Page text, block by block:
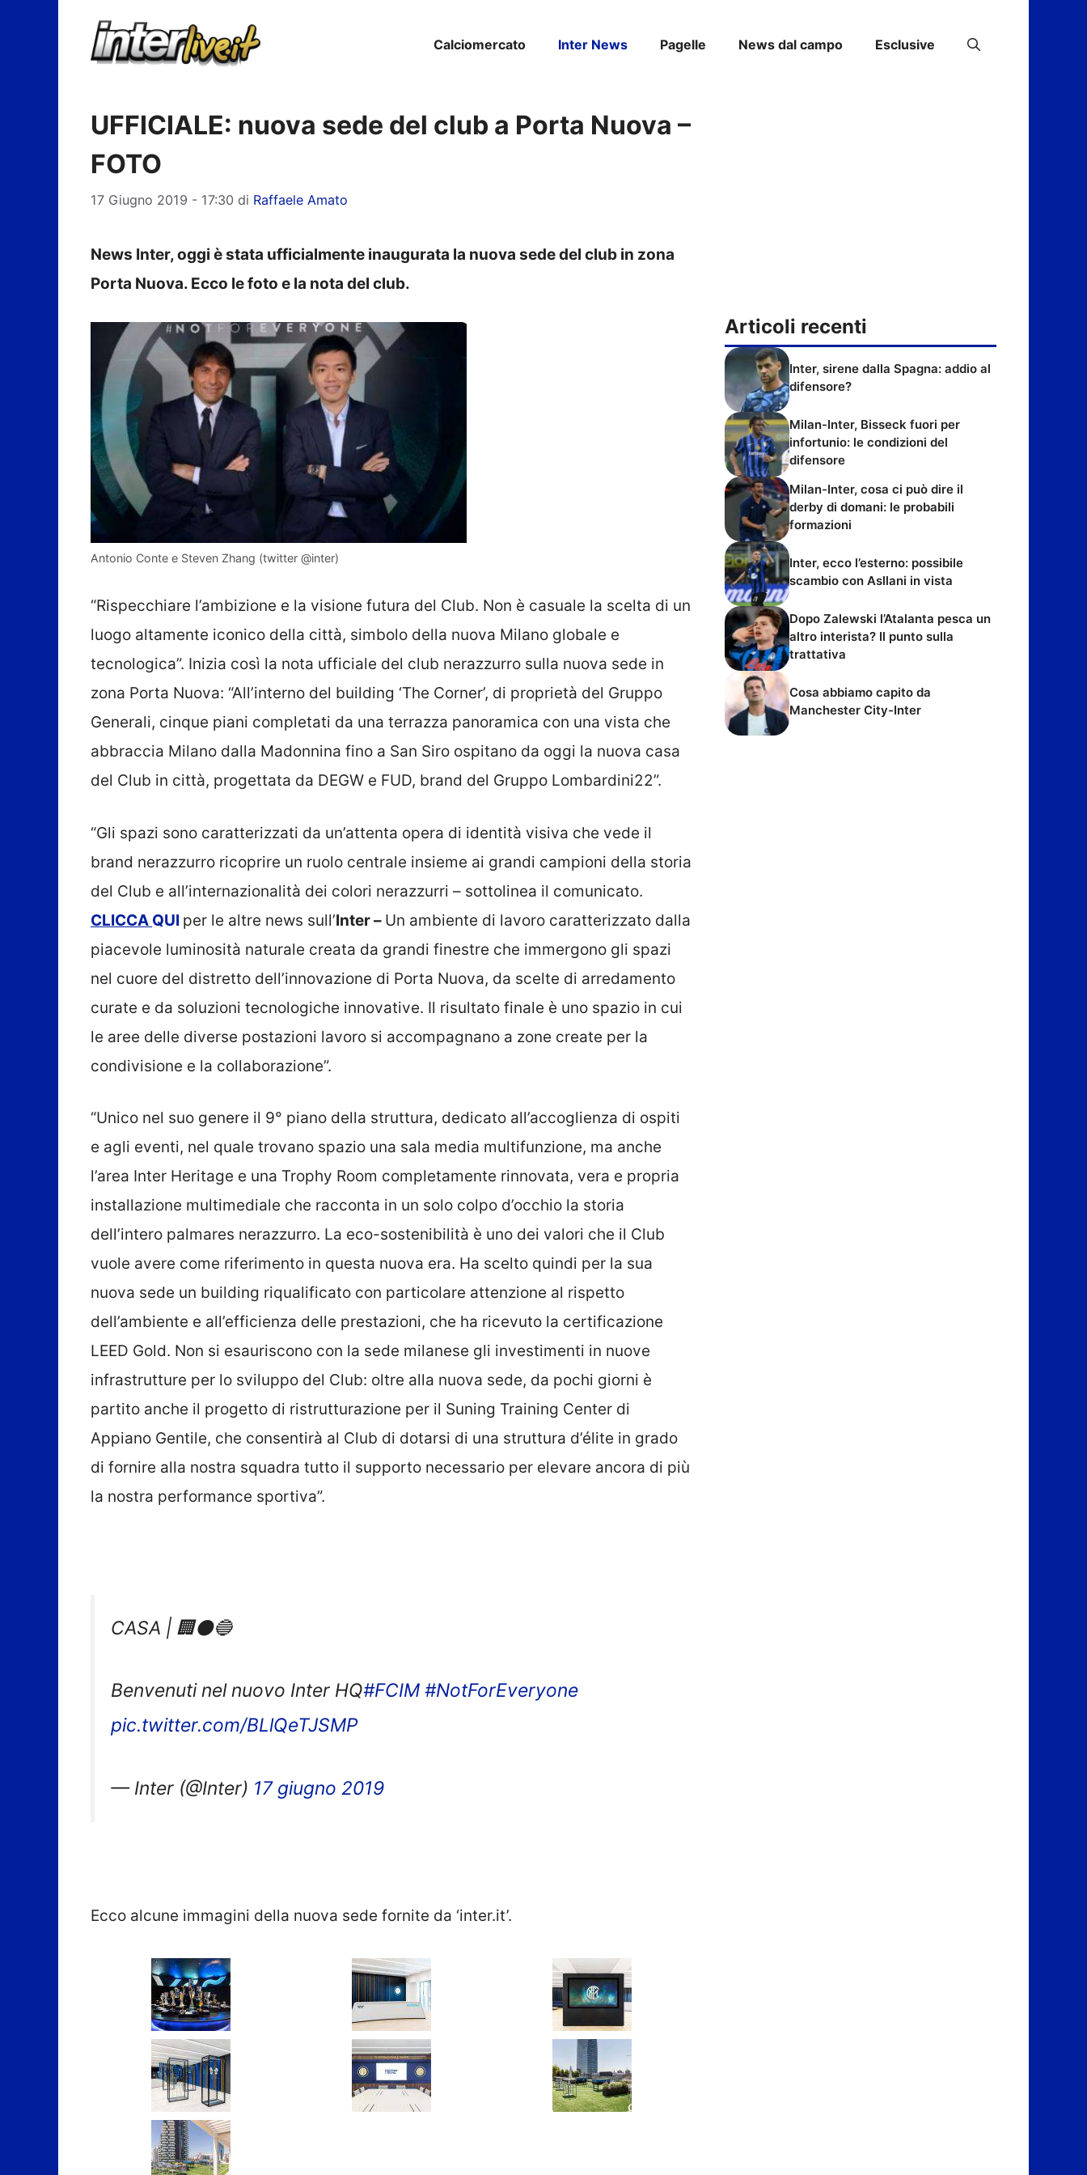
Calciomercato Inter News Pagelle News dal campo Esclusive
UFFICIALE: nuova sede del club a Porta Nuova –
FOTO
17 Giugno 2019 - 17:30 di Raffaele Amato
News Inter, oggi è stata ufficialmente inaugurata la nuova sede del club in zona
Porta Nuova. Ecco le foto e la nota del club.
Antonio Conte e Steven Zhang (twitter @inter)
“Rispecchiare l’ambizione e la visione futura del Club. Non è casuale la scelta di un
luogo altamente iconico della città, simbolo della nuova Milano globale e
tecnologica”. Inizia così la nota ufficiale del club nerazzurro sulla nuova sede in
zona Porta Nuova: “All’interno del building ‘The Corner’, di proprietà del Gruppo
Generali, cinque piani completati da una terrazza panoramica con una vista che
abbraccia Milano dalla Madonnina fino a San Siro ospitano da oggi la nuova casa
del Club in città, progettata da DEGW e FUD, brand del Gruppo Lombardini22”.
“Gli spazi sono caratterizzati da un’attenta opera di identità visiva che vede il
brand nerazzurro ricoprire un ruolo centrale insieme ai grandi campioni della storia
del Club e all’internazionalità dei colori nerazzurri – sottolinea il comunicato.
CLICCA QUI per le altre news sull’Inter – Un ambiente di lavoro caratterizzato dalla
piacevole luminosità naturale creata da grandi finestre che immergono gli spazi
nel cuore del distretto dell’innovazione di Porta Nuova, da scelte di arredamento
curate e da soluzioni tecnologiche innovative. Il risultato finale è uno spazio in cui
le aree delle diverse postazioni lavoro si accompagnano a zone create per la
condivisione e la collaborazione”.
“Unico nel suo genere il 9° piano della struttura, dedicato all’accoglienza di ospiti
e agli eventi, nel quale trovano spazio una sala media multifunzione, ma anche
l’area Inter Heritage e una Trophy Room completamente rinnovata, vera e propria
installazione multimediale che racconta in un solo colpo d’occhio la storia
dell’intero palmares nerazzurro. La eco-sostenibilità è uno dei valori che il Club
vuole avere come riferimento in questa nuova era. Ha scelto quindi per la sua
nuova sede un building riqualificato con particolare attenzione al rispetto
dell’ambiente e all’efficienza delle prestazioni, che ha ricevuto la certificazione
LEED Gold. Non si esauriscono con la sede milanese gli investimenti in nuove
infrastrutture per lo sviluppo del Club: oltre alla nuova sede, da pochi giorni è
partito anche il progetto di ristrutturazione per il Suning Training Center di
Appiano Gentile, che consentirà al Club di dotarsi di una struttura d’élite in grado
di fornire alla nostra squadra tutto il supporto necessario per elevare ancora di più
la nostra performance sportiva”.
CASA | 🏢⚫🔵
Benvenuti nel nuovo Inter HQ#FCIM #NotForEveryone
pic.twitter.com/BLlQeTJSMP
— Inter (@Inter) 17 giugno 2019
Ecco alcune immagini della nuova sede fornite da ‘inter.it’.
Articoli recenti
Inter, sirene dalla Spagna: addio al
difensore?
Milan-Inter, Bisseck fuori per
infortunio: le condizioni del
difensore
Milan-Inter, cosa ci può dire il
derby di domani: le probabili
formazioni
Inter, ecco l’esterno: possibile
scambio con Asllani in vista
Dopo Zalewski l’Atalanta pesca un
altro interista? Il punto sulla
trattativa
Cosa abbiamo capito da
Manchester City-Inter